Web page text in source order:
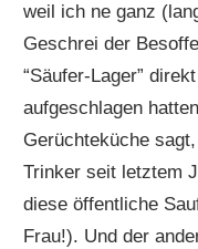
weil ich ne ganz
Geschrei der
“Säufer-Lager”
aufgeschlagen
Gerüchteküche
Trinker seit letztem
diese öffentliche
Frau!). Und der